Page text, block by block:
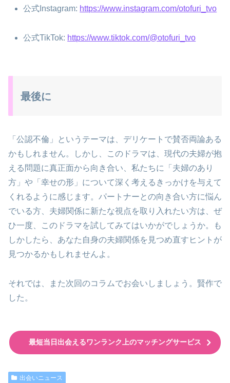
公式Instagram: https://www.instagram.com/otofuri_tvo
公式TikTok: https://www.tiktok.com/@otofuri_tvo
最後に
「公認不倫」というテーマは、デリケートで賛否両論ある
かもしれません。しかし、このドラマは、現代の夫婦が抱
える問題に真正面から向き合い、私たちに「夫婦のあり
方」や「幸せの形」について深く考えるきっかけを与えて
くれるように感じます。パートナーとの向き合い方に悩ん
でいる方、夫婦関係に新たな視点を取り入れたい方は、ぜ
ひ一度、このドラマを試してみてはいかがでしょうか。も
しかしたら、あなた自身の夫婦関係を見つめ直すヒントが
見つかるかもしれませんよ。
それでは、また次回のコラムでお会いしましょう。賢作で
した。
最短当日出会えるワンランク上のマッチングサービス
出会いニュース